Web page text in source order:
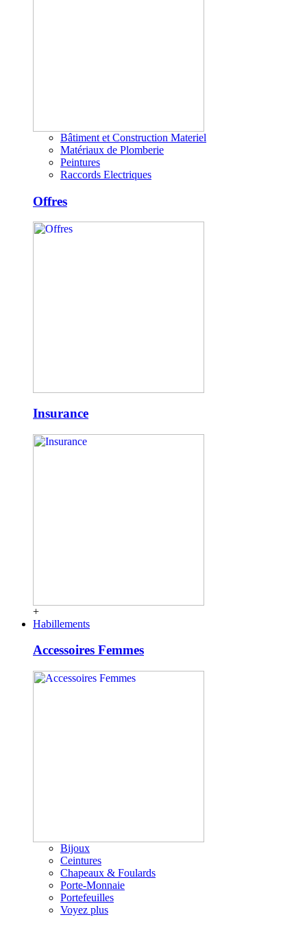
Bâtiment et Construction Materiel
Matériaux de Plomberie
Peintures
Raccords Electriques
Offres
Insurance
+
Habillements
Accessoires Femmes
Bijoux
Ceintures
Chapeaux & Foulards
Porte-Monnaie
Portefeuilles
Voyez plus